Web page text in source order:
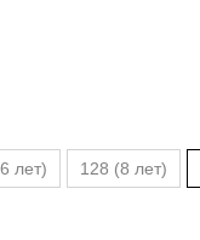
лет) 128 (8 лет)